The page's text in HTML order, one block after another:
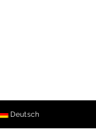
Deutsch